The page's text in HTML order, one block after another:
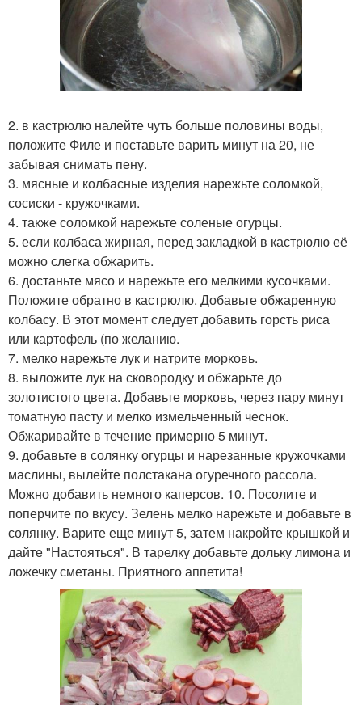
2. в кастрюлю налейте чуть больше половины воды,
положите Филе и поставьте варить минут на 20, не
забывая снимать пену.
3. мясные и колбасные изделия нарежьте соломкой,
сосиски - кружочками.
4. также соломкой нарежьте соленые огурцы.
5. если колбаса жирная, перед закладкой в кастрюлю её
можно слегка обжарить.
6. достаньте мясо и нарежьте его мелкими кусочками.
Положите обратно в кастрюлю. Добавьте обжаренную
колбасу. В этот момент следует добавить горсть риса
или картофель (по желанию.
7. мелко нарежьте лук и натрите морковь.
8. выложите лук на сковородку и обжарьте до
золотистого цвета. Добавьте морковь, через пару минут
томатную пасту и мелко измельченный чеснок.
Обжаривайте в течение примерно 5 минут.
9. добавьте в солянку огурцы и нарезанные кружочками
маслины, вылейте полстакана огуречного рассола.
Можно добавить немного каперсов. 10. Посолите и
поперчите по вкусу. Зелень мелко нарежьте и добавьте в
солянку. Варите еще минут 5, затем накройте крышкой и
дайте "Настояться". В тарелку добавьте дольку лимона и
ложечку сметаны. Приятного аппетита!